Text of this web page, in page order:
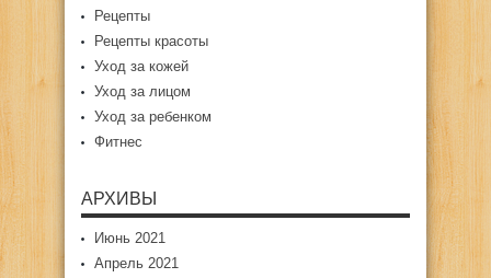
Рецепты
Рецепты красоты
Уход за кожей
Уход за лицом
Уход за ребенком
Фитнес
АРХИВЫ
Июнь 2021
Апрель 2021